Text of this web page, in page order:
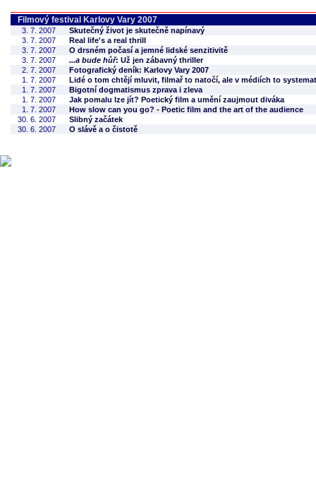
Filmový festival Karlovy Vary 2007
3. 7. 2007
Skutečný život je skutečně napínavý
3. 7. 2007
Real life's a real thrill
3. 7. 2007
O drsném počasí a jemné lidské senzitivitě
3. 7. 2007
...a bude hůř: Už jen zábavný thriller
2. 7. 2007
Fotografický deník: Karlovy Vary 2007
1. 7. 2007
Lidé o tom chtějí mluvit, filmař to natočí, ale v médiích to
1. 7. 2007
Bigotní dogmatismus zprava i zleva
1. 7. 2007
Jak pomalu lze jít? Poetický film a umění zaujmout diváka
1. 7. 2007
How slow can you go? - Poetic film and the art of the audience
30. 6. 2007
Slibný začátek
30. 6. 2007
O slávě a o čistotě